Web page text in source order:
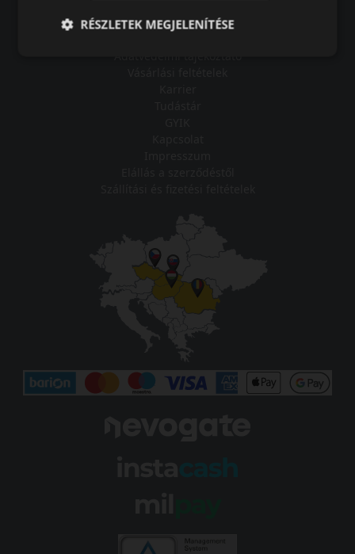
Impresszum
RÉSZLETEK MEGJELENÍTÉSE